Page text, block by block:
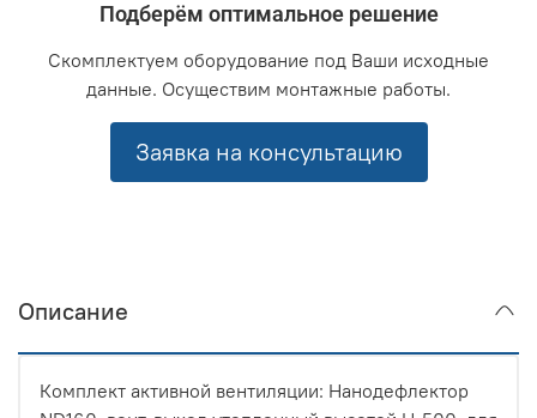
Подберём оптимальное решение
Скомплектуем оборудование под Ваши исходные
данные. Осуществим монтажные работы.
Заявка на консультацию
Описание
Комплект активной вентиляции: Нанодефлектор